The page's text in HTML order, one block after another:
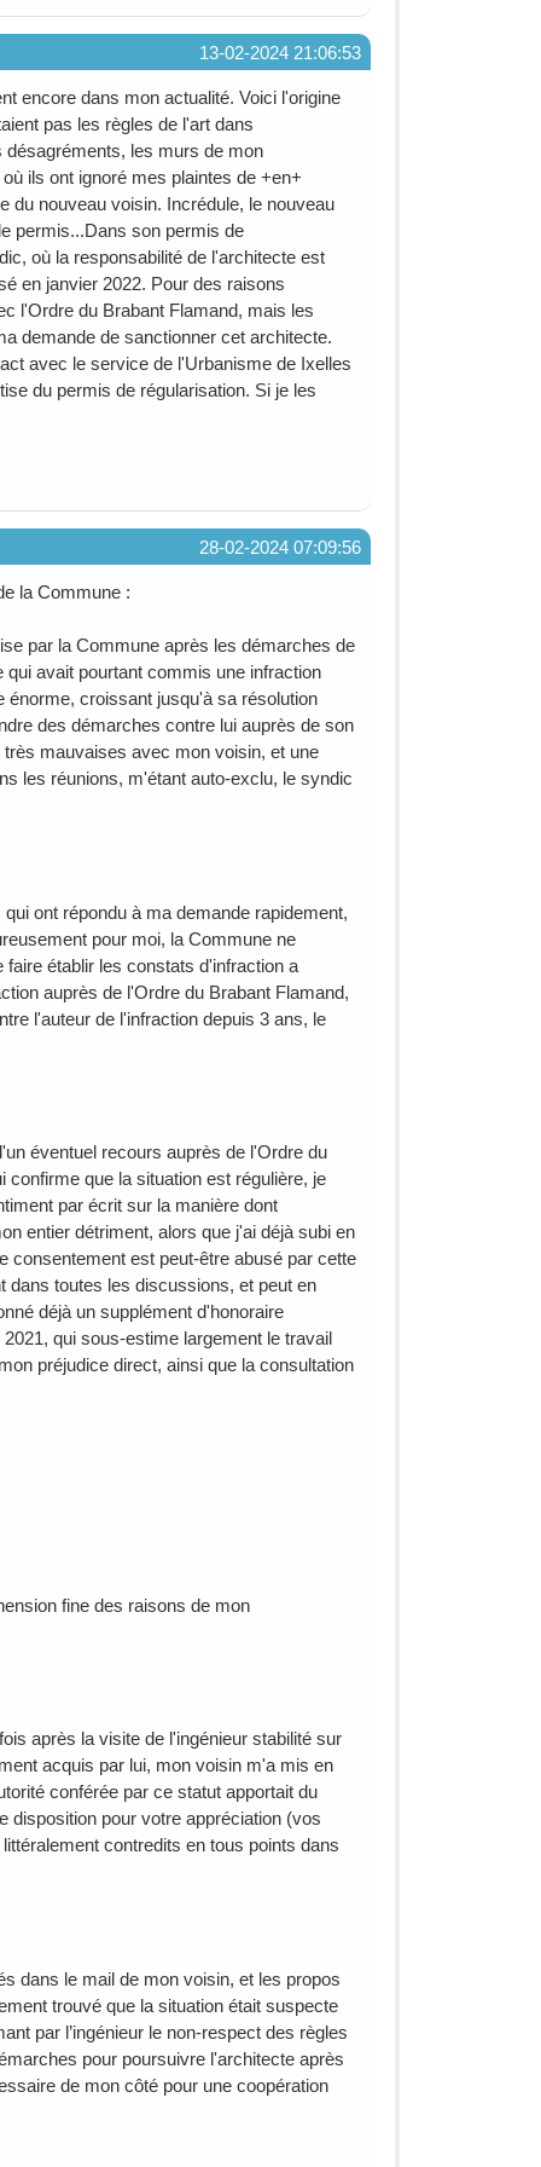
13-02-2024 21:06:53
encore dans mon actualité. Voici l'origine
pas les règles de l'art dans
désagréments, les murs de mon
ils ont ignoré mes plaintes de +en+
du nouveau voisin. Incrédule, le nouveau
permis...Dans son permis de
où la responsabilité de l'architecte est
en janvier 2022. Pour des raisons
l'Ordre du Brabant Flamand, mais les
demande de sanctionner cet architecte.
avec le service de l'Urbanisme de Ixelles
du permis de régularisation. Si je les
28-02-2024 07:09:56
la Commune :
par la Commune après les démarches de
avait pourtant commis une infraction
énorme, croissant jusqu'à sa résolution
des démarches contre lui auprès de son
mauvaises avec mon voisin, et une
les réunions, m'étant auto-exclu, le syndic
ont répondu à ma demande rapidement,
pour moi, la Commune ne
établir les constats d'infraction a
auprès de l'Ordre du Brabant Flamand,
l'auteur de l'infraction depuis 3 ans, le
éventuel recours auprès de l'Ordre du
que la situation est régulière, je
par écrit sur la manière dont
entier détriment, alors que j'ai déjà subi en
consentement est peut-être abusé par cette
dans toutes les discussions, et peut en
déjà un supplément d'honoraire
qui sous-estime largement le travail
préjudice direct, ainsi que la consultation
fine des raisons de mon
après la visite de l'ingénieur stabilité sur
acquis par lui, mon voisin m'a mis en
conférée par ce statut apportait du
disposition pour votre appréciation (vos
contredits en tous points dans
dans le mail de mon voisin, et les propos
trouvé que la situation était suspecte
par l’ingénieur le non-respect des règles
pour poursuivre l'architecte après
de mon côté pour une coopération